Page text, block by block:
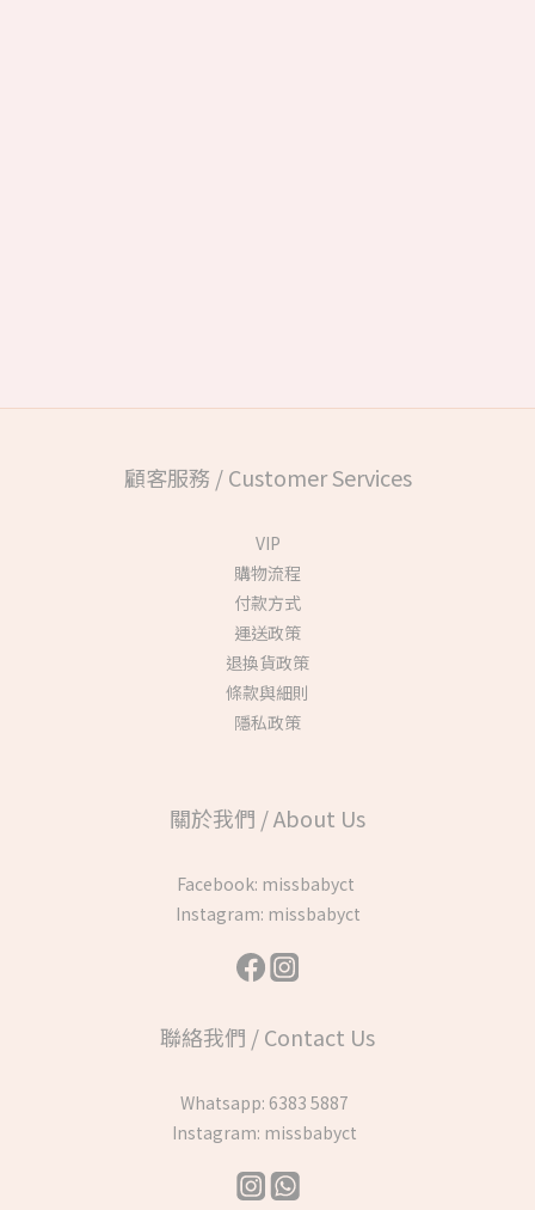
顧客服務 / Customer Services
VIP
購物流程
付款方式
運送政策
退換貨政策
條款與細則
隱私政策
關於我們 / About Us
Facebook: missbabyct
Instagram: missbabyct
聯絡我們 / Contact Us
Whatsapp: 6383 5887
Instagram: missbabyct